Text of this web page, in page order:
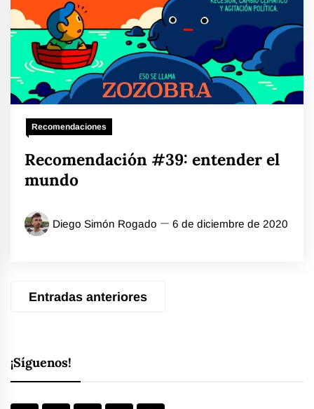
Recomendaciones
Recomendación #39: entender el
mundo
Diego Simón Rogado 6 de diciembre de 2020
Navegación
Entradas anteriores
¡Síguenos!